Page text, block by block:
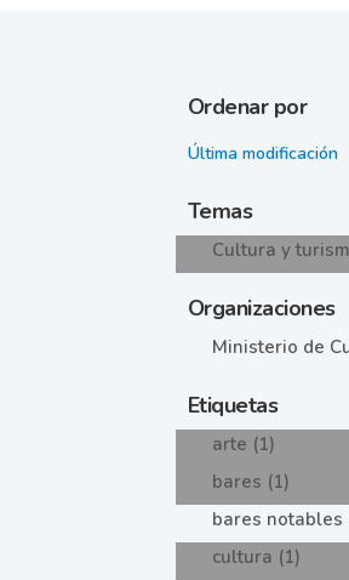
Ordenar por
Temas
Cultura y
Organizaciones
Ministerio de
Etiquetas
arte (1)
bares (1)
bares notables
cultura (1)